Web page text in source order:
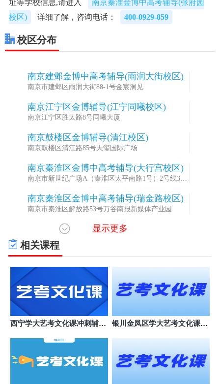
址等学校信息,请进入
南京秦淮金博中高考辅导(张府园
校区)
详细了解，咨询电话： 400-0929-859
校区分布
南京建邺金博中高考辅导(雨润大街校区)
南京市建邺区雨润大街88-1号金宸洞见
南京江宁区金博辅导(江宁同曦校区)
南京江宁区胜太路8号同曦大厦
南京鼓楼区金博辅导(清江校区)
南京鼓楼区清江路85号天玺国际广场
南京秦淮区金博中高考辅导(大行宫校区)
南京市新世纪广场A（秦淮区太平南路1号）2号线3号
南京秦淮区金博中高考辅导(瑞金路校区)
南京市秦淮区解放路53号万谷南报新媒体产业园
南京秦淮金博中高考辅导(张府园校区)
南京市秦淮区互联网金融大厦
南京建邺万达金博中高考辅导(万达校区)
南京市建邺区万达中心B座
南京建邺紫金西金博中高考辅导(奥体校
区)
南京市建邺区紫金西城中心
9 南京鼓楼区金博中高考辅导(珠江路校区)
南京市鼓楼区草场门大街101号文荟大厦15楼
显示更多
相关课程
西宁学大艺考文化课冲刺辅导
银川金凤区学大艺考文化课机